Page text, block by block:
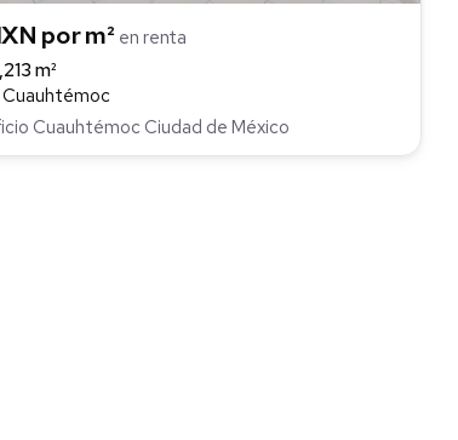
por m² en renta
m²
Cuauhtémoc Ciudad de México